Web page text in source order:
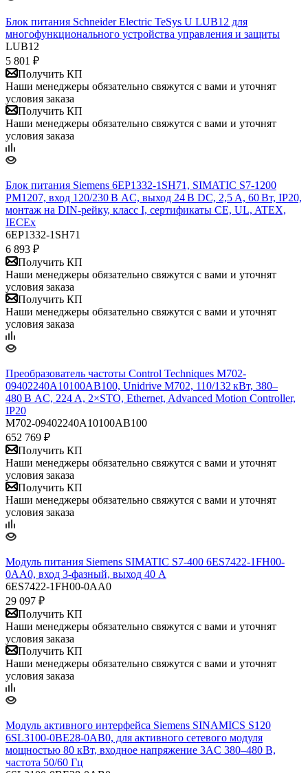
Блок питания Schneider Electric TeSys U LUB12 для
многофункционального устройства управления и защиты
LUB12
5 801 ₽
Получить КП
Наши менеджеры обязательно свяжутся с вами и уточнят
условия заказа
Получить КП
Наши менеджеры обязательно свяжутся с вами и уточнят
условия заказа
Блок питания Siemens 6EP1332-1SH71, SIMATIC S7-1200
PM1207, вход 120/230 В AC, выход 24 В DC, 2,5 А, 60 Вт, IP20,
монтаж на DIN-рейку, класс I, сертификаты CE, UL, ATEX,
IECEx
6EP1332-1SH71
6 893 ₽
Получить КП
Наши менеджеры обязательно свяжутся с вами и уточнят
условия заказа
Получить КП
Наши менеджеры обязательно свяжутся с вами и уточнят
условия заказа
Преобразователь частоты Control Techniques M702-
09402240A10100AB100, Unidrive M702, 110/132 кВт, 380–
480 В AC, 224 А, 2×STO, Ethernet, Advanced Motion Controller,
IP20​
M702-09402240A10100AB100
652 769 ₽
Получить КП
Наши менеджеры обязательно свяжутся с вами и уточнят
условия заказа
Получить КП
Наши менеджеры обязательно свяжутся с вами и уточнят
условия заказа
​Модуль питания Siemens SIMATIC S7-400 6ES7422-1FH00-
0AA0, вход 3-фазный, выход 40 А
6ES7422-1FH00-0AA0
29 097 ₽
Получить КП
Наши менеджеры обязательно свяжутся с вами и уточнят
условия заказа
Получить КП
Наши менеджеры обязательно свяжутся с вами и уточнят
условия заказа
​Модуль активного интерфейса Siemens SINAMICS S120
6SL3100-0BE28-0AB0, для активного сетевого модуля
мощностью 80 кВт, входное напряжение 3AC 380–480 В,
частота 50/60 Гц